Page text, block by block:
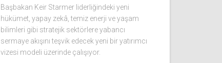
Başbakan Keir Starmer liderliğindeki yeni
hükümet, yapay zekâ, temiz enerji ve yaşam
bilimleri gibi stratejik sektörlere yabancı
sermaye akışını teşvik edecek yeni bir yatırımcı
vizesi modeli üzerinde çalışıyor.